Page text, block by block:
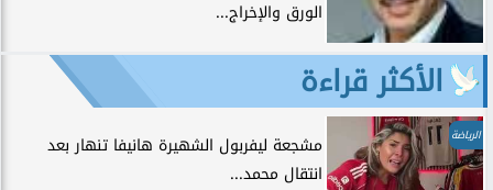
الورق والإخراج...
الأكثر قراءة
الرياضة
مشجعة ليفربول الشهيرة هانيفا تنهار بعد
انتقال محمد...